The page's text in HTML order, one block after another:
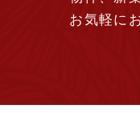
お気軽に